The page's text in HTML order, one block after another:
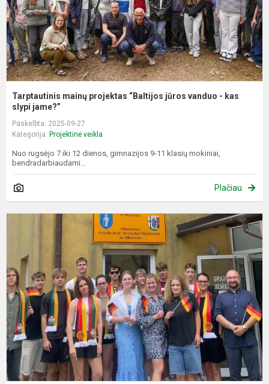
Tarptautinis mainų projektas “Baltijos jūros vanduo - kas
slypi jame?”
Paskelbta: 2025-09-27
Kategorija: Projektinė veikla
Nuo rugsėjo 7 iki 12 dienos, gimnazijos 9-11 klasių mokiniai,
bendradarbiaudami...
Plačiau